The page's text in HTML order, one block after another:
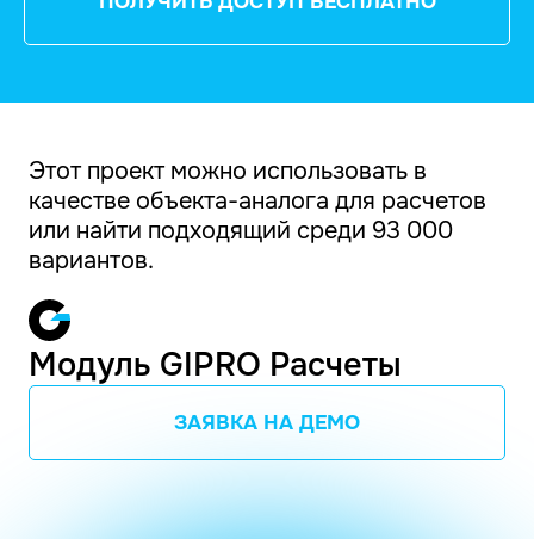
Этот проект можно использовать в
качестве объекта-аналога для расчетов
или найти подходящий среди 93 000
вариантов.
Модуль GIPRO Расчеты
ЗАЯВКА НА ДЕМО